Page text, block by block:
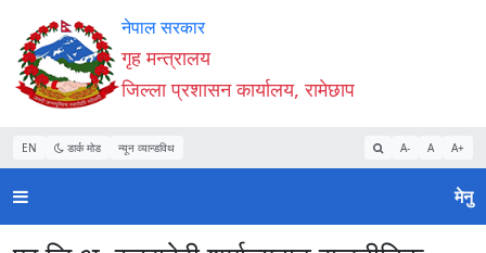
Accessibility
Mode
सुरु
गर्नुहोस्
सामाग्री
पढ्नुहाेस्
नेभिगेसन
पढ्नुहाेस्
वेबसाइट
खोजमा
जानुहोस्
नेपाल सरकार
गृह मन्त्रालय
जिल्ला प्रशासन कार्यालय, रामेछाप
EN डार्क मोड न्यून व्यान्डविथ A- A A+
मेनु